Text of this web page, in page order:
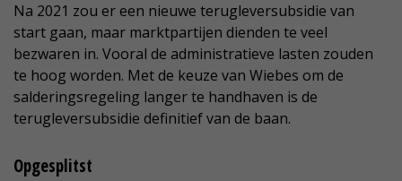
Na 2021 zou er een nieuwe terugleversubsidie van
start gaan, maar marktpartijen dienden te veel
bezwaren in. Vooral de administratieve lasten zouden
te hoog worden. Met de keuze van Wiebes om de
salderingsregeling langer te handhaven is de
terugleversubsidie definitief van de baan.
Opgesplitst